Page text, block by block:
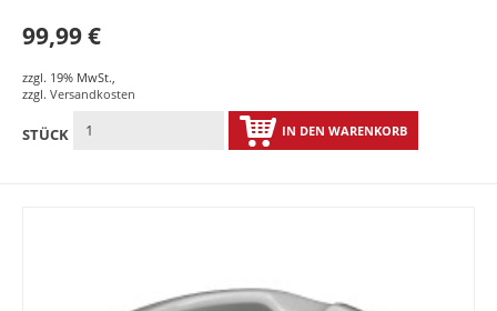
99,99 €
zzgl. 19% MwSt.
zzgl. Versandkosten
STÜCK IN DEN WARENKORB